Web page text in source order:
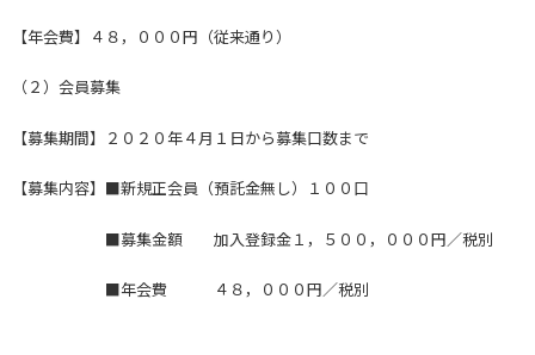
【年会費】４８，０００円（従来通り）
（２）会員募集
【募集期間】２０２０年４月１日から募集口数まで
【募集内容】■新規正会員（預託金無し）１００口
■募集金額 加入登録金１，５００，０００円／税別
■年会費 ４８，０００円／税別